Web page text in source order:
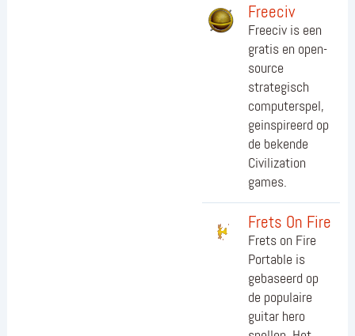
Freeciv
Freeciv is een
gratis en open-
source
strategisch
computerspel,
geinspireerd op
de bekende
Civilization
games.
Frets On Fire
Frets on Fire
Portable is
gebaseerd op
de populaire
guitar hero